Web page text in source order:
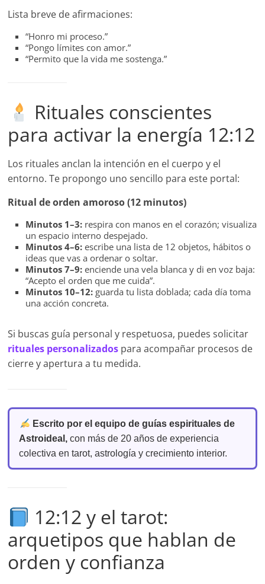
Lista breve de afirmaciones:
“Honro mi proceso.”
“Pongo límites con amor.”
“Permito que la vida me sostenga.”
Rituales conscientes
para activar la energía 12:12
Los rituales anclan la intención en el cuerpo y el
entorno. Te propongo uno sencillo para este portal:
Ritual de orden amoroso (12 minutos)
Minutos 1–3: respira con manos en el corazón; visualiza
un espacio interno despejado.
Minutos 4–6: escribe una lista de 12 objetos, hábitos o
ideas que vas a ordenar o soltar.
Minutos 7–9: enciende una vela blanca y di en voz baja:
“Acepto el orden que me cuida”.
Minutos 10–12: guarda tu lista doblada; cada día toma
una acción concreta.
Si buscas guía personal y respetuosa, puedes solicitar
rituales personalizados para acompañar procesos de
cierre y apertura a tu medida.
Escrito por el equipo de guías espirituales de
Astroideal, con más de 20 años de experiencia
colectiva en tarot, astrología y crecimiento interior.
12:12 y el tarot:
arquetipos que hablan de
orden y confianza